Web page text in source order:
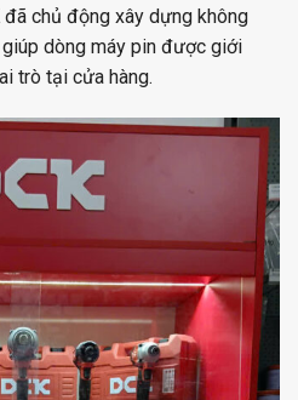
chủ động xây dựng không
dòng máy pin được giới
trò tại cửa hàng.